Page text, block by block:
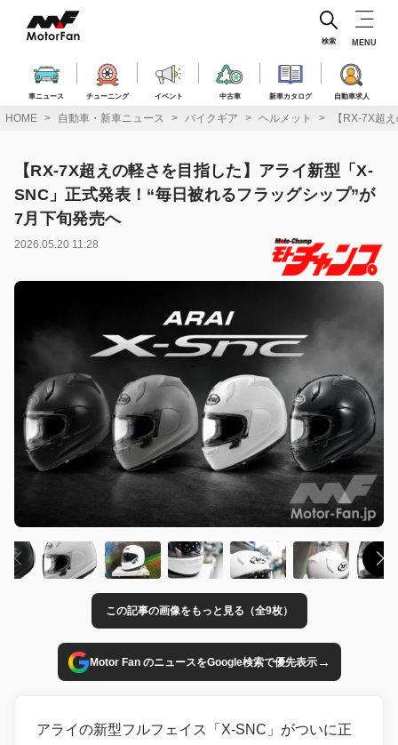
ス
車ニュース チューニング イベント 中古車 新車カタログ 自動車求人
検索 MENU
HOME 自動車・新車ニュース バイクギア ヘルメット 【RX-7X超
【RX-7X超えの軽さを目指した】アライ新型「X-
SNC」正式発表！“毎日被れるフラッグシップ”が
7月下旬発売へ
2026.05.20 11:28
この記事の画像をもっと見る（全9枚）
Motor Fan のニュースをGoogle検索で優先表示→
アライの新型フルフェイス「X-SNC」がついに正